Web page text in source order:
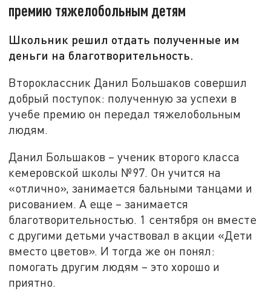
премию тяжелобольным детям
Школьник решил отдать полученные им
деньги на благотворительность.
Второклассник Данил Большаков совершил
добрый поступок: полученную за успехи в
учебе премию он передал тяжелобольным
людям.
Данил Большаков – ученик второго класса
кемеровской школы №97. Он учится на
«отлично», занимается бальными танцами и
рисованием. А еще – занимается
благотворительностью. 1 сентября он вместе
с другими детьми участвовал в акции «Дети
вместо цветов». И тогда же он понял:
помогать другим людям – это хорошо и
приятно.